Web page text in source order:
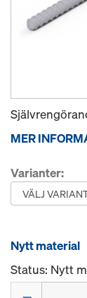
MER
Varianter:
Nytt material
Status: Nytt